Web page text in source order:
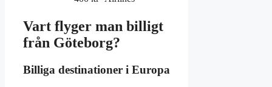
Vart flyger man billigt
från Göteborg?
Billiga destinationer i Europa